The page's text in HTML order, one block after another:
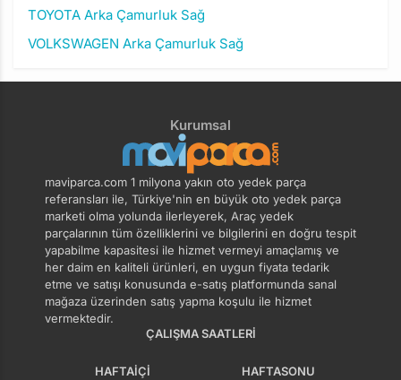
TOYOTA Arka Çamurluk Sağ
VOLKSWAGEN Arka Çamurluk Sağ
Kurumsal
maviparca.com 1 milyona yakın oto yedek parça
referansları ile, Türkiye'nin en büyük oto yedek parça
marketi olma yolunda ilerleyerek, Araç yedek
parçalarının tüm özelliklerini ve bilgilerini en doğru tespit
yapabilme kapasitesi ile hizmet vermeyi amaçlamış ve
her daim en kaliteli ürünleri, en uygun fiyata tedarik
etme ve satışı konusunda e-satış platformunda sanal
mağaza üzerinden satış yapma koşulu ile hizmet
vermektedir.
ÇALIŞMA SAATLERI
HAFTAIÇI
HAFTASONU